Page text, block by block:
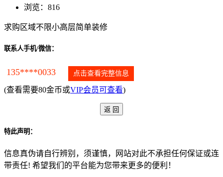
浏览：816
求购区域不限小高层简单装修
联系人手机/微信：
135****0033 点击查看完整信息
(查看需要80金币或VIP会员可查看)
特此声明：
信息真伪请自行辨别，须谨慎，网站对此不承担任何保证或连
带责任! 希望我们的平台能为您带来更多的便利！